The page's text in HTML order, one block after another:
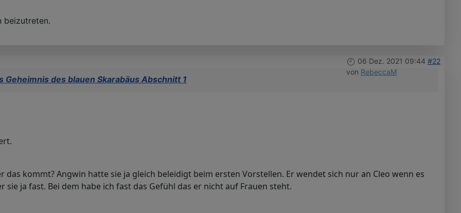
beizutreten.
06 Dez. 2021 09:44 #22
von RebeccaM
Geheimnis des blauen Skarabäus Abschnitt 1
das kommt? Angwin hatte sie ja gleich beleidigt beim ersten Vorstellen. Er wendet sich nur an Cleo wenn es
ja fast. Bei dem habe ich fast das Gefühl das er nicht auf Frauen steht.